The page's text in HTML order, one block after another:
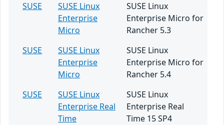
SUSE
SUSE Linux
Enterprise
Micro
SUSE Linux
Enterprise Micro for
Rancher 5.3
SUSE
SUSE Linux
Enterprise
Micro
SUSE Linux
Enterprise Micro for
Rancher 5.4
SUSE
SUSE Linux
Enterprise Real
Time
SUSE Linux
Enterprise Real
Time 15 SP4